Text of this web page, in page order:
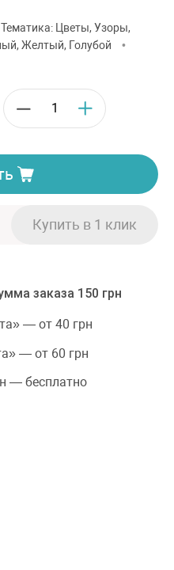
Тематика: Цветы, Узоры,
Желтый, Голубой
•
заказа 150 грн
— от 40 грн
— от 60 грн
— бесплатно